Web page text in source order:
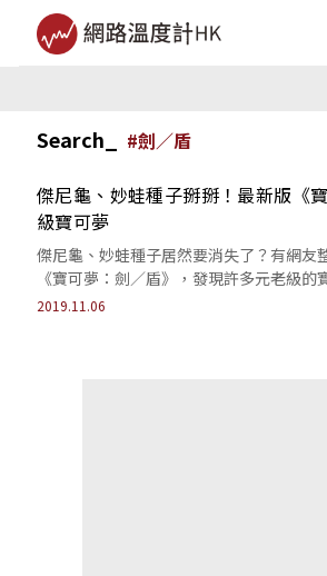
Search_ #劍／盾
傑尼龜、妙蛙種子掰掰！最新版《
級寶可夢
傑尼龜、妙蛙種子居然要消失了？有網友
《寶可夢：劍／盾》，發現許多元老級的
當中...
2019.11.06